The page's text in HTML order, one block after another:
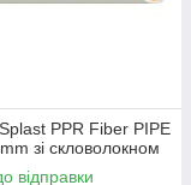
PPR Fiber PIPE
зі скловолокном
відправки